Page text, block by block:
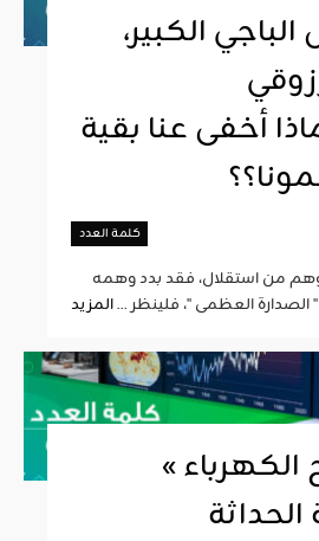
الكبير،
أخفى عنا بقية
كلمة العدد
الصدارة العظمى "، فلينظر ...
« حين يفضح الكهرباء